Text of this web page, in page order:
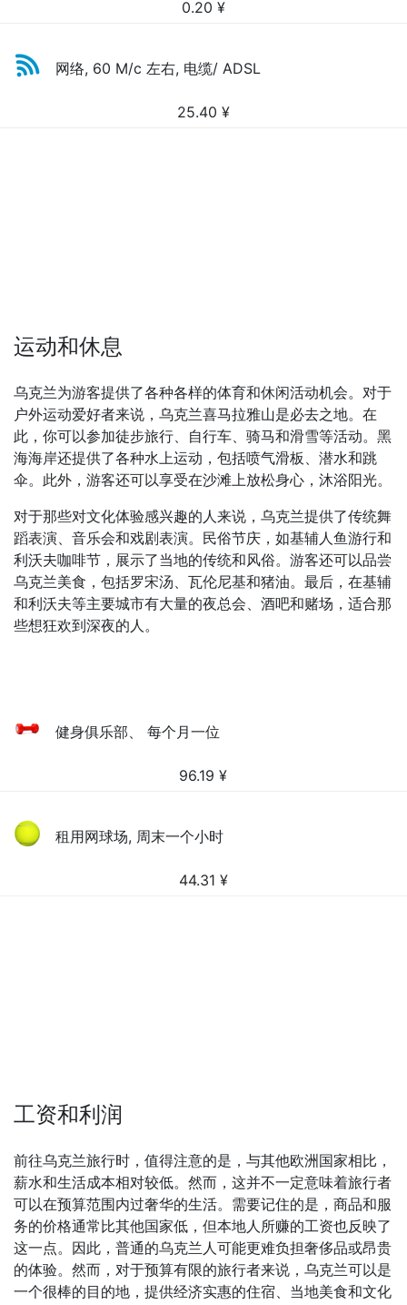
0.20 ¥
网络, 60 M/c 左右, 电缆/ ADSL
25.40 ¥
运动和休息
乌克兰为游客提供了各种各样的体育和休闲活动机会。对于
户外运动爱好者来说，乌克兰喜马拉雅山是必去之地。在
此，你可以参加徒步旅行、自行车、骑马和滑雪等活动。黑
海海岸还提供了各种水上运动，包括喷气滑板、潜水和跳
伞。此外，游客还可以享受在沙滩上放松身心，沐浴阳光。
对于那些对文化体验感兴趣的人来说，乌克兰提供了传统舞
蹈表演、音乐会和戏剧表演。民俗节庆，如基辅人鱼游行和
利沃夫咖啡节，展示了当地的传统和风俗。游客还可以品尝
乌克兰美食，包括罗宋汤、瓦伦尼基和猪油。最后，在基辅
和利沃夫等主要城市有大量的夜总会、酒吧和赌场，适合那
些想狂欢到深夜的人。
健身俱乐部、 每个月一位
96.19 ¥
租用网球场, 周末一个小时
44.31 ¥
工资和利润
前往乌克兰旅行时，值得注意的是，与其他欧洲国家相比，
薪水和生活成本相对较低。然而，这并不一定意味着旅行者
可以在预算范围内过奢华的生活。需要记住的是，商品和服
务的价格通常比其他国家低，但本地人所赚的工资也反映了
这一点。因此，普通的乌克兰人可能更难负担奢侈品或昂贵
的体验。然而，对于预算有限的旅行者来说，乌克兰可以是
一个很棒的目的地，提供经济实惠的住宿、当地美食和文化